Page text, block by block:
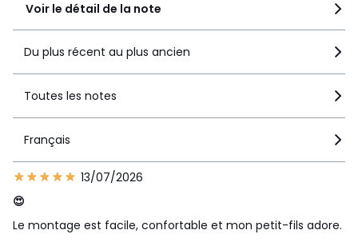
Voir le détail de la note
Du plus récent au plus ancien
Toutes les notes
Français
13/07/2026
😍
Le montage est facile, confortable et mon petit-fils adore.